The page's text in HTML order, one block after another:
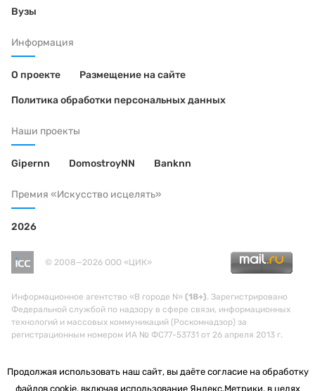
Вузы
Информация
О проекте Размещение на сайте
Политика обработки персональных данных
Наши проекты
Gipernn DomostroyNN Banknn
Премия «Искусство исцелять»
2026
© 2008—2026 ООО «ЦИК»
Информационное агентство «В городе N» (18+). Зарегистрировано
Федеральной службой по надзору в сфере связи, информационных
технологий и массовых коммуникаций (Роскомнадзор) за
регистрационным номером ИА № ФС77-53731 от 26 апреля 2013 г.
Продолжая использовать наш сайт, вы даёте согласие на обработку
файлов cookie, включая использование Яндекс.Метрики, в целях